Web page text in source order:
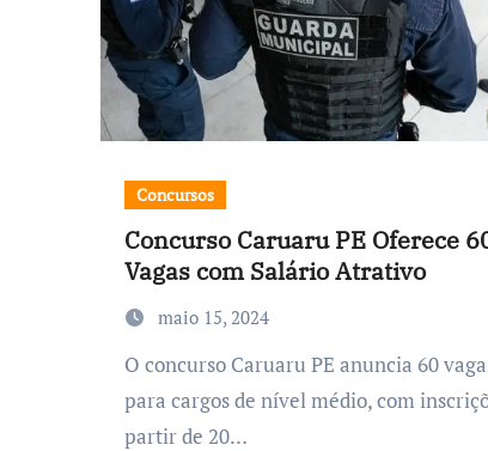
Concursos
Concurso Caruaru PE Oferece
Vagas com Salário Atrativo
maio 15, 2024
O concurso Caruaru PE anuncia 60 vagas
para cargos de nível médio, com
partir de 20…